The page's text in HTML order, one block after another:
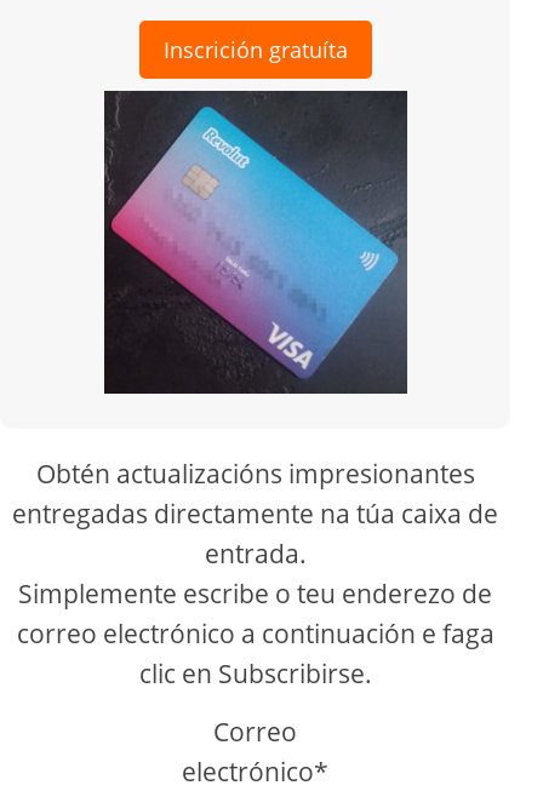
Inscrición gratuíta
Obtén actualizacións impresionantes
entregadas directamente na túa caixa de
entrada.
Simplemente escribe o teu enderezo de
correo electrónico a continuación e faga
clic en Subscribirse.
Correo
electrónico*